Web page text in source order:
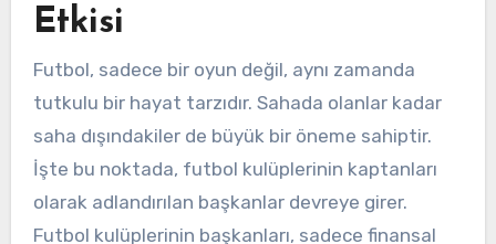
Etkisi
Futbol, sadece bir oyun değil, aynı zamanda
tutkulu bir hayat tarzıdır. Sahada olanlar kadar
saha dışındakiler de büyük bir öneme sahiptir.
İşte bu noktada, futbol kulüplerinin kaptanları
olarak adlandırılan başkanlar devreye girer.
Futbol kulüplerinin başkanları, sadece finansal